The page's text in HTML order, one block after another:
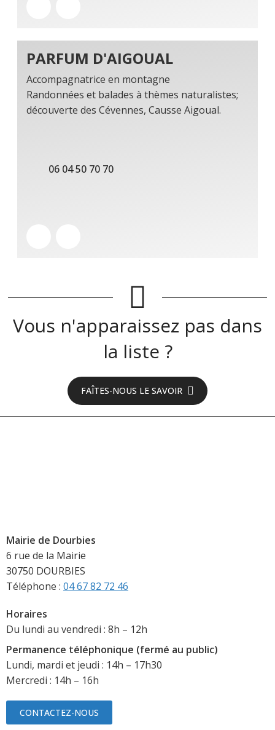
PARFUM D'AIGOUAL
Accompagnatrice en montagne
Randonnées et balades à thèmes naturalistes;
découverte des Cévennes, Causse Aigoual.
06 04 50 70 70
Vous n'apparaissez pas dans
la liste ?
FAÎTES-NOUS LE SAVOIR
Mairie de Dourbies
6 rue de la Mairie
30750 DOURBIES
Téléphone : 04 67 82 72 46
Horaires
Du lundi au vendredi : 8h – 12h
Permanence téléphonique (fermé au public)
Lundi, mardi et jeudi : 14h – 17h30
Mercredi : 14h – 16h
CONTACTEZ-NOUS